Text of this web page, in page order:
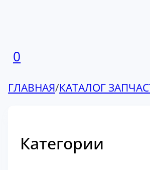
0
ГЛАВНАЯ/КАТАЛОГ
Категории